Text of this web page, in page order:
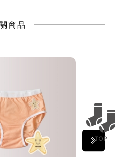
商品